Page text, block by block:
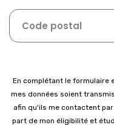
En complétant le formulaire
mes données soient
afin qu'ils me contactent
part de mon éligibilité et